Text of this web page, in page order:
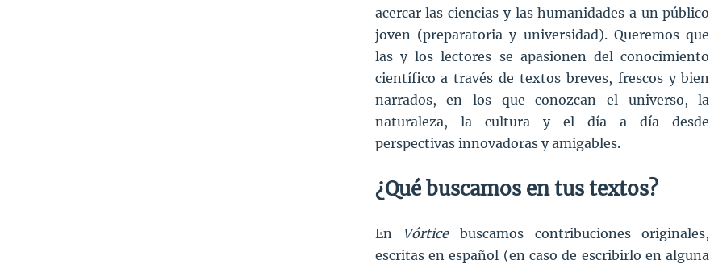
acercar las ciencias y las humanidades a un público
joven (preparatoria y universidad). Queremos que
las y los lectores se apasionen del conocimiento
científico a través de textos breves, frescos y bien
narrados, en los que conozcan el universo, la
naturaleza, la cultura y el día a día desde
perspectivas innovadoras y amigables.
¿Qué buscamos en tus textos?
En Vórticebuscamos contribuciones originales,
escritas en español (en caso de escribirlo en alguna